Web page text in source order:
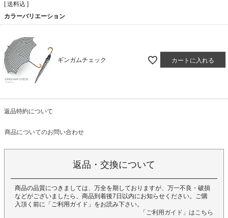
送料込
カラーバリエーション
ギンガムチェック カートに入れる
返品特約について
商品についてのお問い合わせ
返品・交換について
商品の品質につきましては、万全を期しておりますが、万一不良・破損
などがございましたら、商品到着後7日以内にお知らせください。ご購
入頂く前に「ご利用ガイド」をお読み下さい。
「ご利用ガイド」はこちら